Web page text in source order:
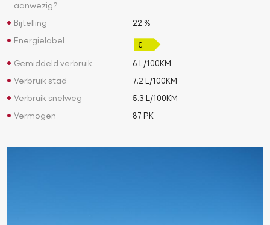
aanwezig?
Bijtelling 22 %
Energielabel
Gemiddeld verbruik 6 L/100KM
Verbruik stad 7.2 L/100KM
Verbruik snelweg 5.3 L/100KM
Vermogen 87 PK